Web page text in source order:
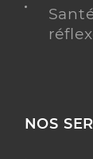
NOS